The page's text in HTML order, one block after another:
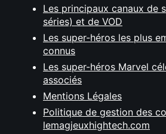
Les principaux canaux de
séries) et de VOD
Les super-héros les plus
connus
Les super-héros Marvel
associés
Mentions Légales
Politique de gestion des
lemagjeuxhightech.com